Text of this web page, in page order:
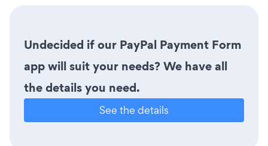
Undecided if our PayPal Payment Form
app will suit your needs? We have all
the details you need.
See the details